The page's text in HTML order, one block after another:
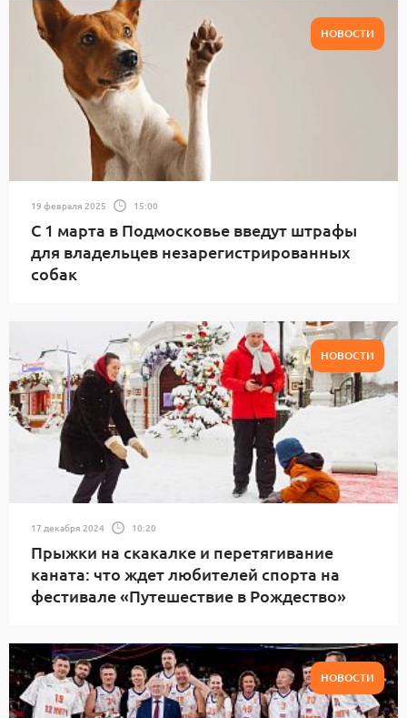
НОВОСТИ
19 февраля 2025 15:00
С 1 марта в Подмосковье введут штрафы
для владельцев незарегистрированных
собак
НОВОСТИ
17 декабря 2024 10:20
Прыжки на скакалке и перетягивание
каната: что ждет любителей спорта на
фестивале «Путешествие в Рождество»
НОВОСТИ